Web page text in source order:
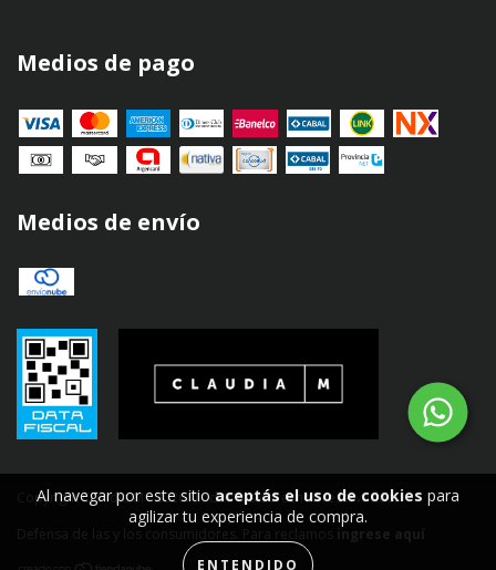
Al navegar por este sitio aceptás el uso de cookies para
agilizar tu experiencia de compra.
ENTENDIDO
Medios de pago
Medios de envío
Copyright Claudia M - 2026. Todos los derechos reservados.